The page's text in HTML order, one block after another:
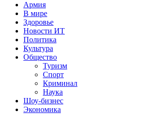
Армия
В мире
Здоровье
Новости ИТ
Политика
Культура
Общество
Туризм
Спорт
Криминал
Наука
Шоу-бизнес
Экономика